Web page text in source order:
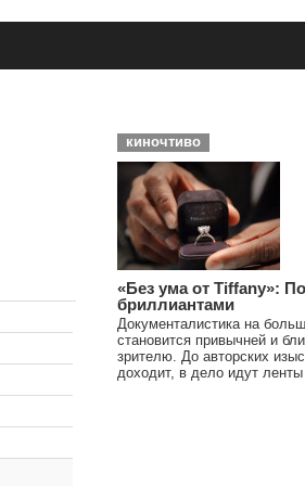
киночтиво
«Без ума от Tiffany»:
бриллиантами
Документалистика на
становится привычней и
зрителю. До авторских
доходит, в дело идут